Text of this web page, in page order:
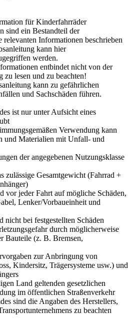
für Kinderfahrräder
sind ein Bestandteil der
Informationen beschrieben
kann hier
werden.
entbindet nicht von der
zu lesen und zu beachten!
kann zu gefährlichen
und Sachschäden führen.
ist nur unter Aufsicht eines
Verwendung kann
und Materialien mit Unfall- und
der angegebenen Nutzungsklasse
zulässige Gesamtgewicht (Fahrrad +
vor jeder Fahrt auf mögliche Schäden,
Lenker/Vorbaueinheit und
nicht bei festgestellten Schäden
durch möglicherweise
Bauteile (z. B. Bremsen,
zur Anbringung von
Kindersitz, Trägersysteme usw.) und
Land geltenden gesetzlichen
im öffentlichen Straßenverkehr
sind die Angaben des Herstellers,
zu beachten